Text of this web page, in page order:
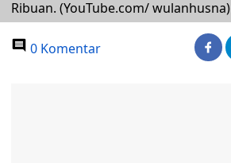
Ribuan. (YouTube.com/ wulanhusna)
0 Komentar